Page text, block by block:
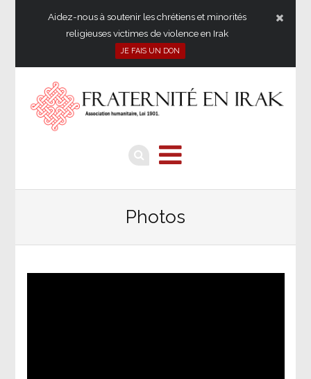
Aidez-nous à soutenir les chrétiens et minorités
religieuses victimes de violence en Irak
JE FAIS UN DON
Photos